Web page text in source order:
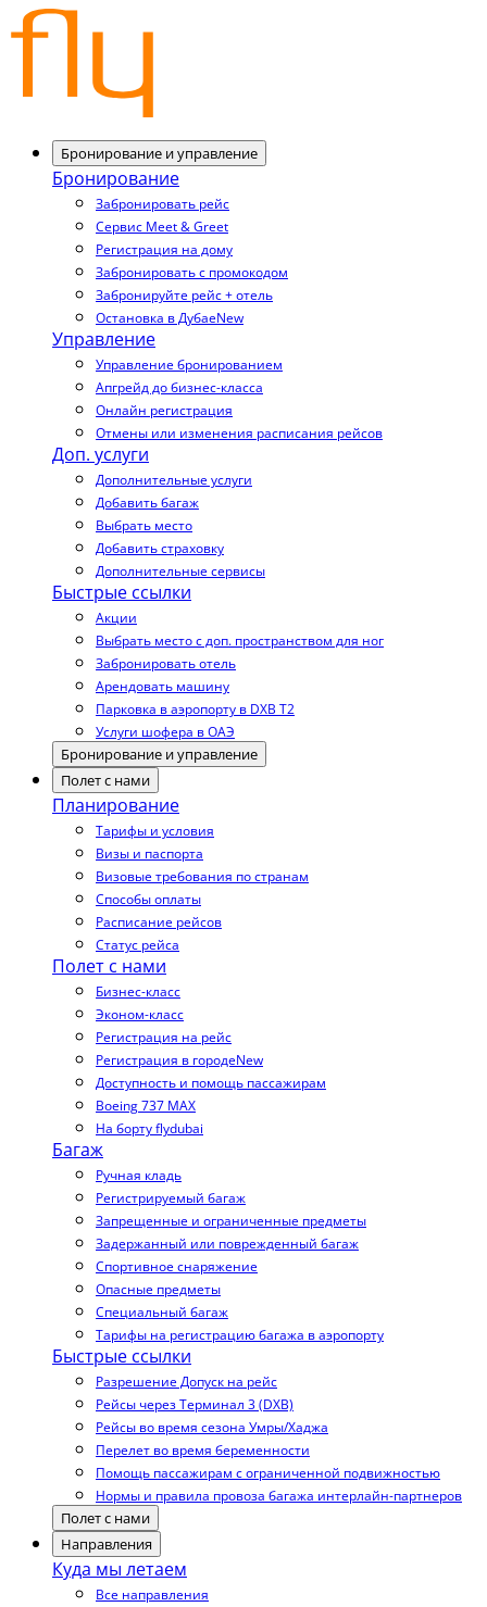
Бронирование и управление
Бронирование
Забронировать рейс
Сервис Meet & Greet
Регистрация на дому
Забронировать с промокодом
Забронируйте рейс + отель
Остановка в ДубаеNew
Управление
Управление бронированием
Апгрейд до бизнес-класса
Онлайн регистрация
Отмены или изменения расписания рейсов
Доп. услуги
Дополнительные услуги
Добавить багаж
Выбрать место
Добавить страховку
Дополнительные сервисы
Быстрые ссылки
Акции
Выбрать место с доп. пространством для ног
Забронировать отель
Арендовать машину
Парковка в аэропорту в DXB T2
Услуги шофера в ОАЭ
Бронирование и управление
Полет с нами
Планирование
Тарифы и условия
Визы и паспорта
Визовые требования по странам
Способы оплаты
Расписание рейсов
Статус рейса
Полет с нами
Бизнес-класс
Эконом-класс
Регистрация на рейс
Регистрация в городеNew
Доступность и помощь пассажирам
Boeing 737 MAX
На борту flydubai
Багаж
Ручная кладь
Регистрируемый багаж
Запрещенные и ограниченные предметы
Задержанный или поврежденный багаж
Спортивное снаряжение
Опасные предметы
Специальный багаж
Тарифы на регистрацию багажа в аэропорту
Быстрые ссылки
Разрешение Допуск на рейс
Рейсы через Терминал 3 (DXB)
Рейсы во время сезона Умры/Хаджа
Перелет во время беременности
Помощь пассажирам с ограниченной подвижностью
Нормы и правила провоза багажа интерлайн-партнеров
Полет с нами
Направления
Куда мы летаем
Все направления